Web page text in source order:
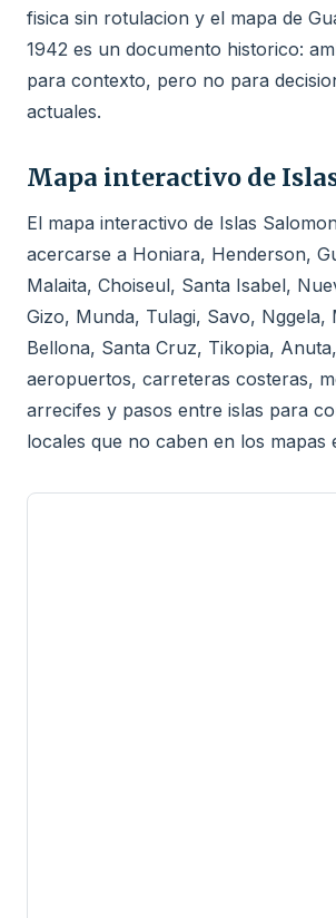
fisica sin rotulacion y el mapa de
1942 es un documento historico:
para contexto, pero no para
actuales.
Mapa interactivo de
El mapa interactivo de Islas
acercarse a Honiara, Henderson,
Malaita, Choiseul, Santa Isabel,
Gizo, Munda, Tulagi, Savo, Nggela,
Bellona, Santa Cruz, Tikopia,
aeropuertos, carreteras costeras,
arrecifes y pasos entre islas para
locales que no caben en los mapas